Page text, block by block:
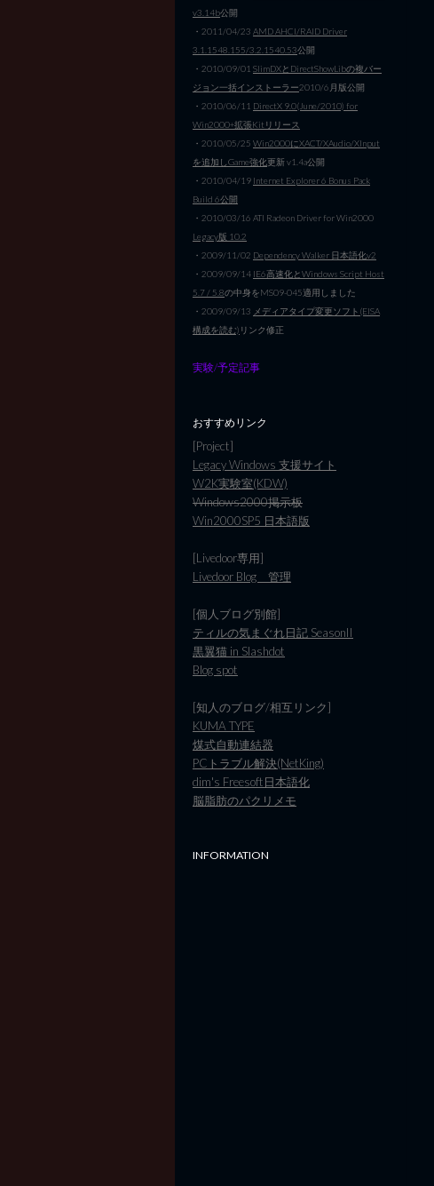
v3.14b公開
・2011/04/23 AMD AHCI/RAID Driver
3.1.1548.155/3.2.1540.53公開
・2010/09/01 SlimDXとDirectShowLibの複バー
ジョン一括インストーラー2010/6月版公開
・2010/06/11 DirectX 9.0(June/2010) for
Win2000+拡張Kitリリース
・2010/05/25 Win2000にXACT/XAudio/XInput
を追加しGame強化更新 v1.4a公開
・2010/04/19 Internet Explorer 6 Bonus Pack
Build 6公開
・2010/03/16 ATI Radeon Driver for Win2000
Legacy版 10.2
・2009/11/02 Dependency Walker 日本語化v2
・2009/09/14 IE6高速化とWindows Script Host
5.7 / 5.8の中身をMS09-045適用しました
・2009/09/13 メディアタイプ変更ソフト(EISA
構成を読む) リンク修正
実験/予定記事
おすすめリンク
[Project]
Legacy Windows 支援サイト
W2K実験室(KDW)
Windows2000掲示板
Win2000SP5 日本語版
[Livedoor専用]
Livedoor Blog 管理
[個人ブログ別館]
ティルの気まぐれ日記 SeasonII
黒翼猫 in Slashdot
Blog spot
[知人のブログ/相互リンク]
KUMA TYPE
煤式自動連結器
PCトラブル解決(NetKing)
dim's Freesoft日本語化
脳脂肪のパクリメモ
INFORMATION